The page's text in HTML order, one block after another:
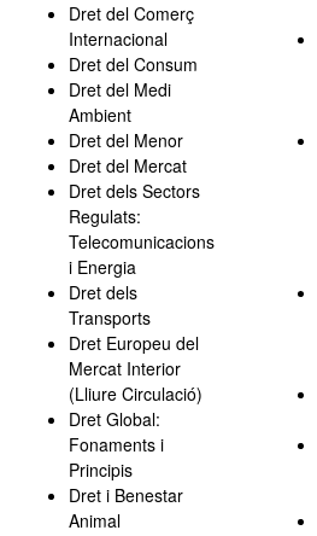
Dret del Comerç
Internacional
Dret del Consum
Dret del Medi
Ambient
Dret del Menor
Dret del Mercat
Dret dels Sectors
Regulats:
Telecomunicacions
i Energia
Dret dels
Transports
Dret Europeu del
Mercat Interior
(Lliure Circulació)
Dret Global:
Fonaments i
Principis
Dret i Benestar
Animal